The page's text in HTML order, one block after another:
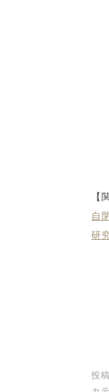
【
自
研
投